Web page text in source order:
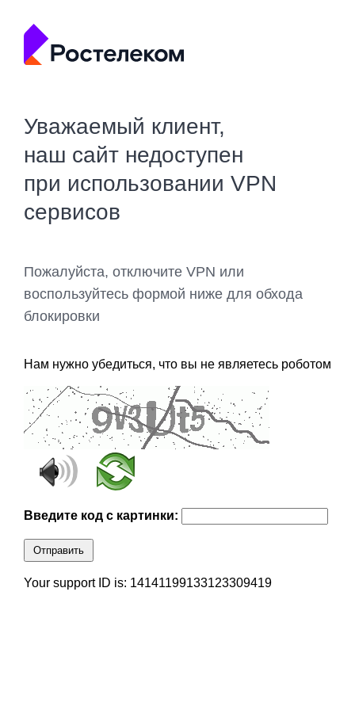
Уважаемый клиент,
наш сайт недоступен
при использовании VPN
сервисов
Пожалуйста, отключите VPN или
воспользуйтесь формой ниже для обхода
блокировки
Нам нужно убедиться, что вы не являетесь роботом
Введите код с картинки:
Отправить
Your support ID is: 14141199133123309419